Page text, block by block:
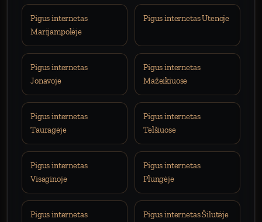
Pigus internetas
Marijampolėje
Pigus internetas Utenoje
Pigus internetas
Jonavoje
Pigus internetas
Mažeikiuose
Pigus internetas
Tauragėje
Pigus internetas
Telšiuose
Pigus internetas
Visaginoje
Pigus internetas
Plungėje
Pigus internetas
Pigus internetas Šilutėje